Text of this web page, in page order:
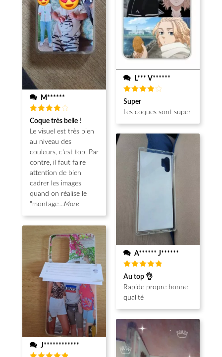
M******
Note4
sur 5
Coque très belle !
Le visuel est très bien
au niveau des
couleurs, c'est top. Par
contre, il faut faire
attention de bien
cadrer les images
quand on réalise le
"montage...More
J************
L*** V******
Note
sur 5
Super
Les coques sont super
A****** J******
Note5
sur 5
Au top 👌
Rapide propre bonne
qualité